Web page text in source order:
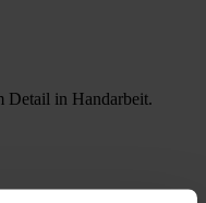
Detail in Handarbeit.